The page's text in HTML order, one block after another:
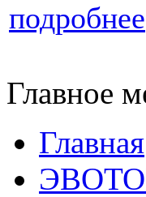
подробнее
Главное
Главная